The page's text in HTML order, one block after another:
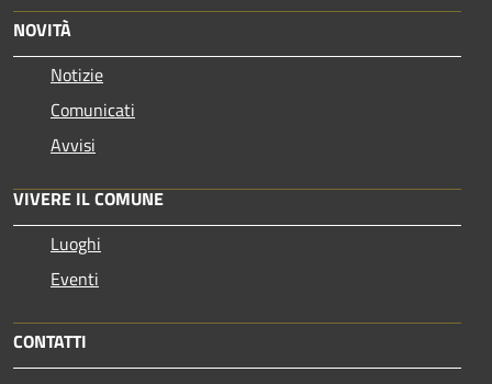
NOVITÀ
Notizie
Comunicati
Avvisi
VIVERE IL COMUNE
Luoghi
Eventi
CONTATTI